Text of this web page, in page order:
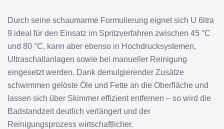
Durch seine schaumarme Formulierung eignet sich U 6ltra
9 ideal für den Einsatz im Spritzverfahren zwischen 45 °C
und 80 °C, kann aber ebenso in Hochdrucksystemen,
Ultraschallanlagen sowie bei manueller Reinigung
eingesetzt werden. Dank demulgierender Zusätze
schwimmen gelöste Öle und Fette an die Oberfläche und
lassen sich über Skimmer effizient entfernen – so wird die
Badstandzeit deutlich verlängert und der
Reinigungsprozess wirtschaftlicher.